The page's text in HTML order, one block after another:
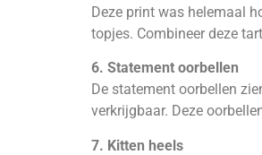
Deze print was helemaal
topjes. Combineer deze
6. Statement oorbellen
De statement oorbellen
verkrijgbaar. Deze
7. Kitten heels